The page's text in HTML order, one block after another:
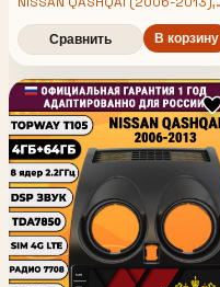
Android магнитола с DSP и
усилителем TDA7850
Сравнить В корзину